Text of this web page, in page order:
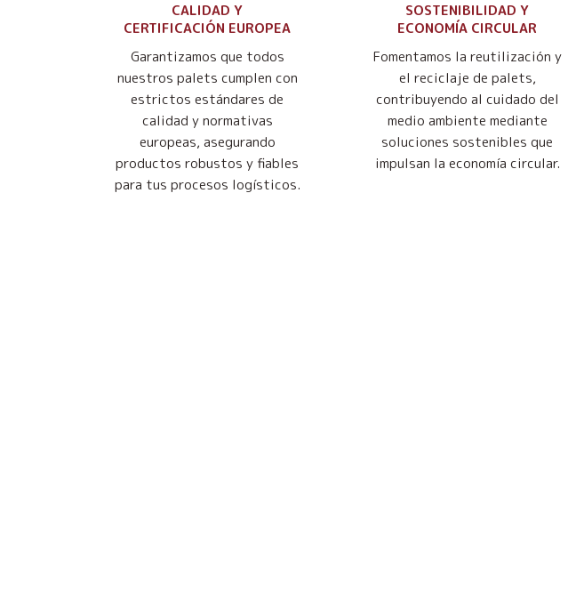
CALIDAD Y
CERTIFICACIÓN EUROPEA
Garantizamos que todos
nuestros palets cumplen con
estrictos estándares de
calidad y normativas
europeas, asegurando
productos robustos y fiables
para tus procesos logísticos.
SOSTENIBILIDAD Y
ECONOMÍA CIRCULAR
Fomentamos la reutilización y
el reciclaje de palets,
contribuyendo al cuidado del
medio ambiente mediante
soluciones sostenibles que
impulsan la economía circular.